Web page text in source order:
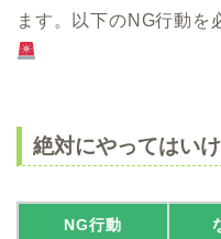
ます。以下のNG行動を
絶対にやってはい
NG行動